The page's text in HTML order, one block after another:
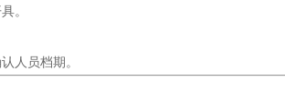
。
人员档期。